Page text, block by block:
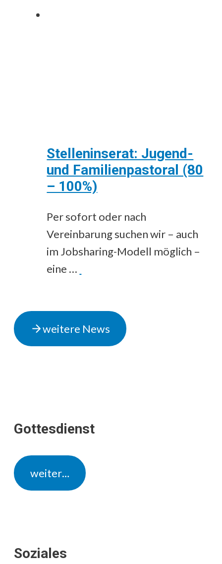
Stelleninserat: Jugend-
und Familienpastoral (80
– 100%)
Per sofort oder nach
Vereinbarung suchen wir – auch
im Jobsharing-Modell möglich –
eine …
weitere News
Gottesdienst
weiter…
Soziales